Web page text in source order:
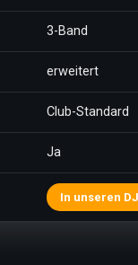
3-Band
erweitert
Club-Standard
Ja
In unseren